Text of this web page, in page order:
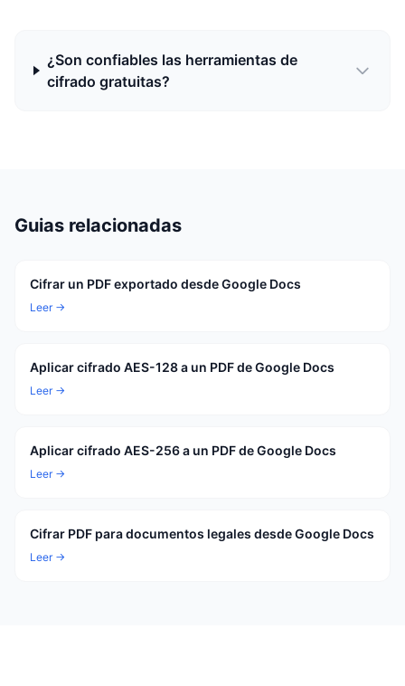
¿Son confiables las herramientas de
cifrado gratuitas?
Guias relacionadas
Cifrar un PDF exportado desde Google Docs
Leer →
Aplicar cifrado AES-128 a un PDF de Google Docs
Leer →
Aplicar cifrado AES-256 a un PDF de Google Docs
Leer →
Cifrar PDF para documentos legales desde Google Docs
Leer →